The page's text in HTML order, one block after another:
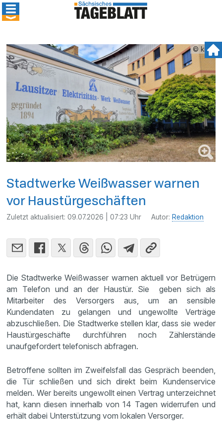
© kmk
Stadtwerke Weißwasser warnen
vor Haustürgeschäften
Zuletzt aktualisiert:09.07.2026 | 07:23 Uhr Autor: Redaktion
Die Stadtwerke Weißwasser warnen aktuell vor Betrügern
am Telefon und an der Haustür. Sie geben sich als
Mitarbeiter des Versorgers aus, um an sensible
Kundendaten zu gelangen und ungewollte Verträge
abzuschließen. Die Stadtwerke stellen klar, dass sie weder
Haustürgeschäfte durchführen noch Zählerstände
unaufgefordert telefonisch abfragen.
Betroffene sollten im Zweifelsfall das Gespräch beenden,
die Tür schließen und sich direkt beim Kundenservice
melden. Wer bereits ungewollt einen Vertrag unterzeichnet
hat, kann diesen innerhalb von 14 Tagen widerrufen und
erhält dabei Unterstützung vom lokalen Versorger.